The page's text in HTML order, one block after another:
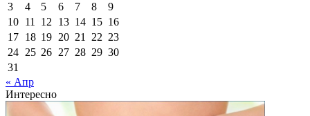
3
4 5 6 7 8
9
10 11 12 13 14 15 16
17 18 19 20 21 22 23
24 25 26 27 28 29 30
31
« Апр
Интересно